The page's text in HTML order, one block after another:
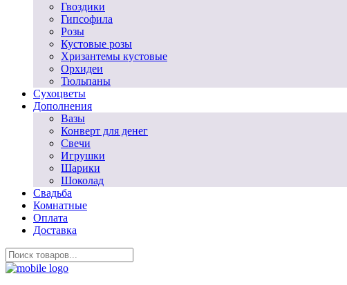
Гвоздики
Гипсофила
Розы
Кустовые розы
Хризантемы кустовые
Орхидеи
Тюльпаны
Сухоцветы
Дополнения
Вазы
Конверт для денег
Свечи
Игрушки
Шарики
Шоколад
Свадьба
Комнатные
Оплата
Доставка